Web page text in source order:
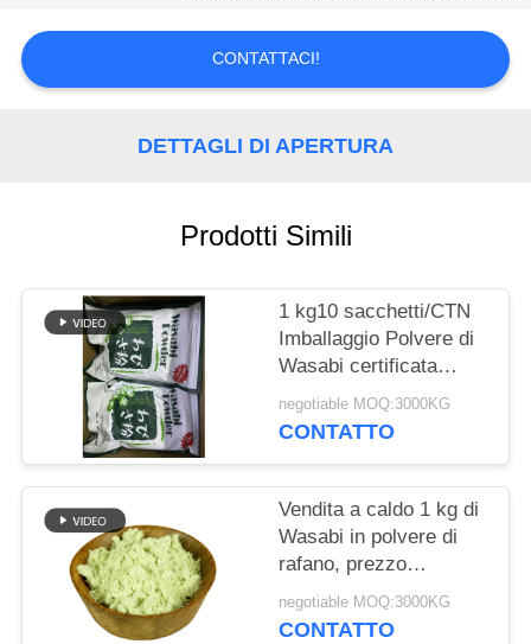
CASI
CHIEDI UN
PREVENTIVO
SITO
NORME
SULLA
PRIVACY
CONTATTACI!
DETTAGLI DI APERTURA
Prodotti Simili
1 kg10 sacchetti/CTN
Imballaggio Polvere di
Wasabi certificata
Halal per il trasporto
marittimo
negotiable MOQ:3000KG
CONTATTO
Vendita a caldo 1 kg di
Wasabi in polvere di
rafano, prezzo
competitivo
negotiable MOQ:3000KG
CONTATTO